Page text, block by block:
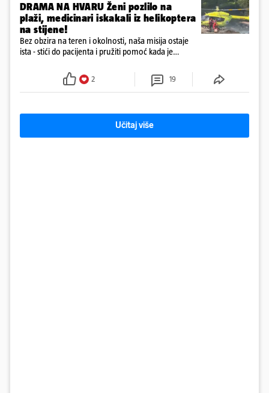
DRAMA NA HVARU Ženi pozlilo na
plaži, medicinari iskakali iz helikoptera
na stijene!
Bez obzira na teren i okolnosti, naša misija ostaje
ista - stići do pacijenta i pružiti pomoć kada je
2 19
Učitaj više